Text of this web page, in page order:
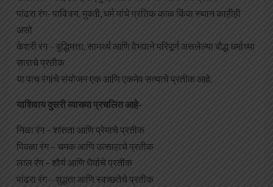
पांढरा रंग- पावित्र्य, मुक्ती, धर्म यांचे प्रतिक काळ किंवा स्थान काहीही
असो
केशरी रंग – बुद्धिमत्ता, सामर्थ्य आणि वैभवाने परिपूर्ण असलेल्या बौद्ध धर्माच्या
साराचे प्रतीक
या पाच रंगांचे संयोजन एक आणि एकमेव सत्याचे प्रतीक आहे.
याशिवाय दुसरी व्याख्या प्रचलित आहे-
निळा रंग – शांतता आणि प्रेमाचे प्रतीक
पिवळा रंग – चमक आणि उत्साहाचे प्रतीक
लाल रंग – शौर्य आणि धैर्याचे प्रतीक
पांढरा रंग – शुद्धता आणि स्वच्छतेचे प्रतीक